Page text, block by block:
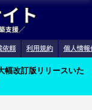
依頼 利用規約 個人情報
幅改訂版リリースいた